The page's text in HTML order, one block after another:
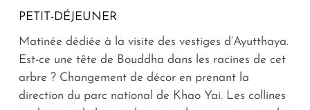
PETIT-DÉJEUNER
Matinée dédiée à la visite des vestiges d’Ayutthaya.
Est-ce une tête de Bouddha dans les racines de cet
arbre ? Changement de décor en prenant la
direction du parc national de Khao Yai. Les collines